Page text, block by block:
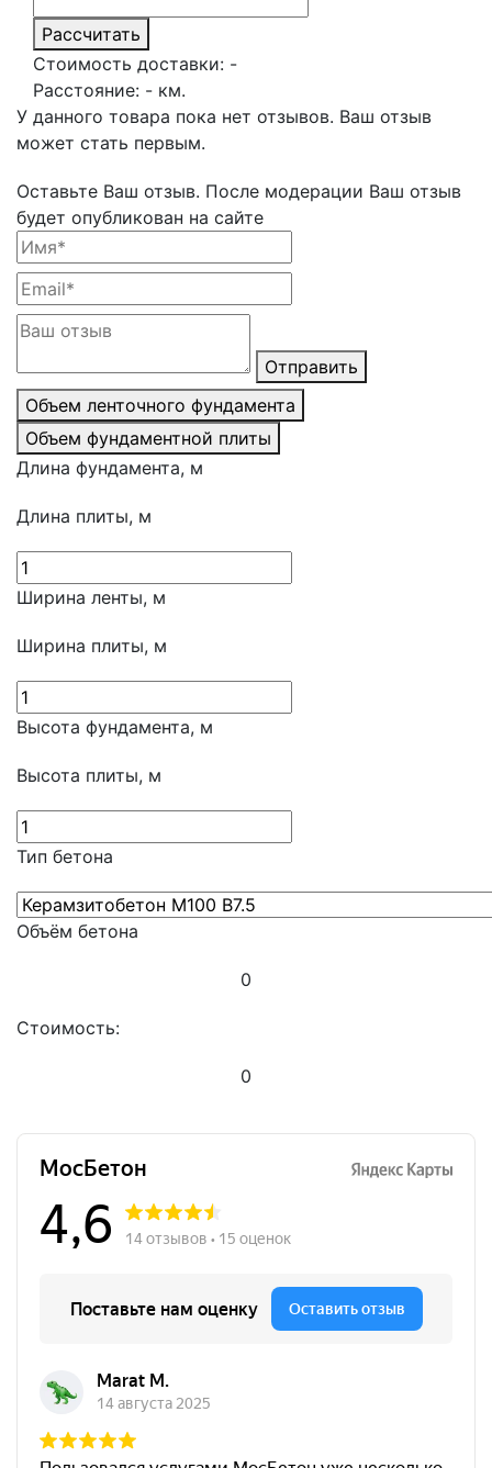
Рассчитать
Стоимость доставки: -
Расстояние: - км.
У данного товара пока нет отзывов. Ваш отзыв
может стать первым.
Оставьте Ваш отзыв. После модерации Ваш отзыв
будет опубликован на сайте
Отправить
Объем ленточного фундамента
Объем фундаментной плиты
Длина фундамента, м
Длина плиты, м
Ширина ленты, м
Ширина плиты, м
Высота фундамента, м
Высота плиты, м
Тип бетона
Объём бетона
0
Стоимость:
0